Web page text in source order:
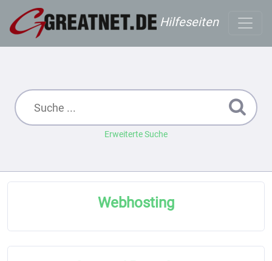
Hilfeseiten
Erweiterte Suche
Webhosting